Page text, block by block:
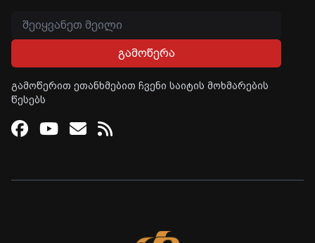
გამოწერა
გამოწერით ეთანხმებით ჩვენი საიტის მოხმარების
წესებს
Facebook
Youtube
Email
RSS